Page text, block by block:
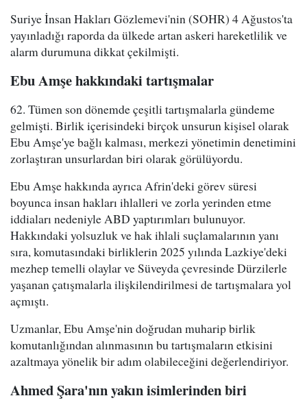
Suriye İnsan Hakları Gözlemevi'nin (SOHR) 4 Ağustos'ta
yayınladığı raporda da ülkede artan askeri hareketlilik ve
alarm durumuna dikkat çekilmişti.
Ebu Amşe hakkındaki tartışmalar
62. Tümen son dönemde çeşitli tartışmalarla gündeme
gelmişti. Birlik içerisindeki birçok unsurun kişisel olarak
Ebu Amşe'ye bağlı kalması, merkezi yönetimin denetimini
zorlaştıran unsurlardan biri olarak görülüyordu.
Ebu Amşe hakkında ayrıca Afrin'deki görev süresi
boyunca insan hakları ihlalleri ve zorla yerinden etme
iddiaları nedeniyle ABD yaptırımları bulunuyor.
Hakkındaki yolsuzluk ve hak ihlali suçlamalarının yanı
sıra, komutasındaki birliklerin 2025 yılında Lazkiye'deki
mezhep temelli olaylar ve Süveyda çevresinde Dürzilerle
yaşanan çatışmalarla ilişkilendirilmesi de tartışmalara yol
açmıştı.
Uzmanlar, Ebu Amşe'nin doğrudan muharip birlik
komutanlığından alınmasının bu tartışmaların etkisini
azaltmaya yönelik bir adım olabileceğini değerlendiriyor.
Ahmed Şara'nın yakın isimlerinden biri